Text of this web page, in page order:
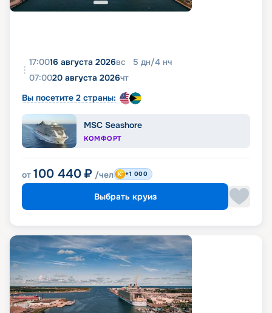
17:0016 августа 2026вс 5 дн/4 нч
07:0020 августа 2026чт
Вы посетите 2 страны:
MSC Seashore
КОМФОРТ
от 100 440 ₽ /чел +1 000
Выбрать круиз